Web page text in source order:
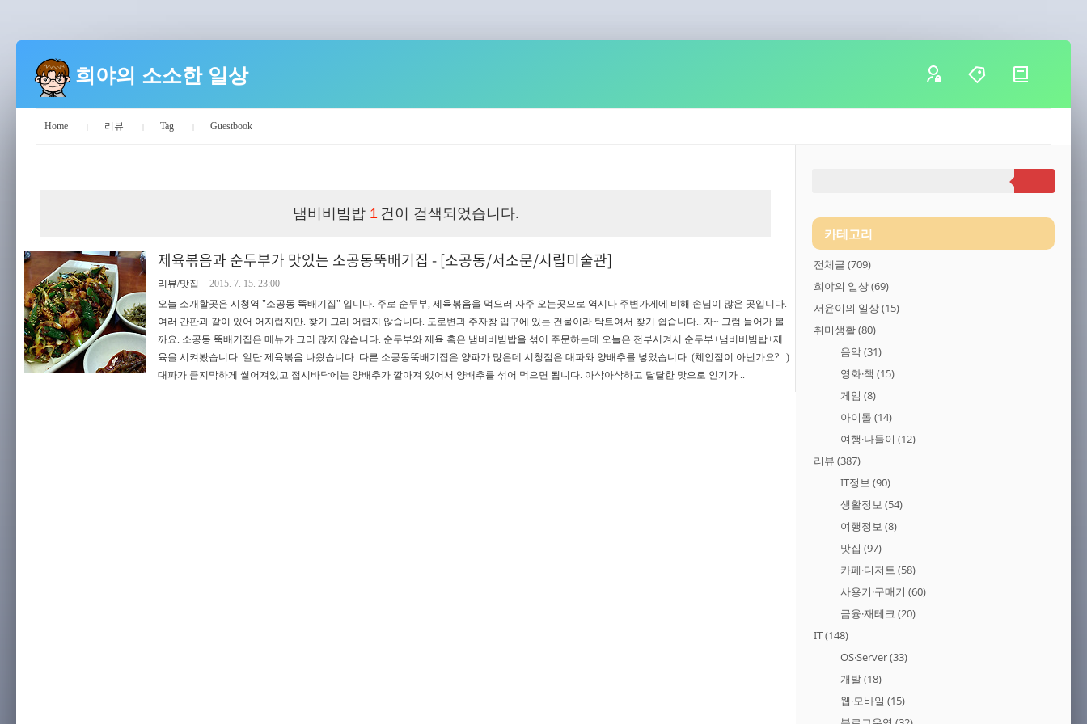
희야의 소소한 일상
Home 리뷰 Tag Guestbook
냄비비빔밥 1 건이 검색되었습니다.
제육볶음과 순두부가 맛있는 소공동뚝배기집 - [소공동/서소문/시립미술관]
리뷰/맛집
2015. 7. 15. 23:00
오늘 소개할곳은 시청역 "소공동 뚝배기집" 입니다. 주로 순두부, 제육볶음을 먹으러 자주 오는곳으로 역시나 주변가게에 비해 손님이 많은 곳입니다.
여러 간판과 같이 있어 어지럽지만. 찾기 그리 어렵지 않습니다. 도로변과 주자창 입구에 있는 건물이라 탁트여서 찾기 쉽습니다.. 자~ 그럼 들어가 볼
까요. 소공동 뚝배기집은 메뉴가 그리 많지 않습니다. 순두부와 제육 혹은 냄비비빔밥을 섞어 주문하는데 오늘은 전부시켜서 순두부+냄비비빔밥+제
육을 시켜봤습니다. 일단 제육볶음 나왔습니다. 다른 소공동뚝배기집은 양파가 많은데 시청점은 대파와 양배추를 넣었습니다. (체인점이 아닌가요?...)
대파가 큼지막하게 썰어져있고 접시바닥에는 양배추가 깔아져 있어서 양배추를 섞어 먹으면 됩니다. 아삭아삭하고 달달한 맛으로 인기가 ..
카테고리
전체글 (709)
희야의 일상(69)
서윤이의 일상(15)
취미생활(80)
음악(31)
영화·책 (15)
게임 (8)
아이돌 (14)
여행·나들이 (12)
리뷰 (387)
IT정보 (90)
생활정보 (54)
여행정보 (8)
맛집 (97)
카페·디저트 (58)
사용기·구매기 (60)
금융·재테크 (20)
IT(148)
OS·Server(33)
개발(18)
웹·모바일 (15)